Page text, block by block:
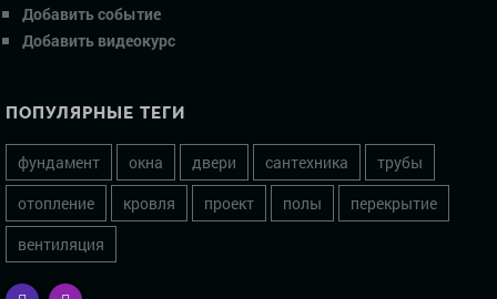
Добавить событие
Добавить видеокурс
ПОПУЛЯРНЫЕ ТЕГИ
фундамент окна двери сантехника
трубы
отопление
кровля проект полы
перекрытие
вентиляция